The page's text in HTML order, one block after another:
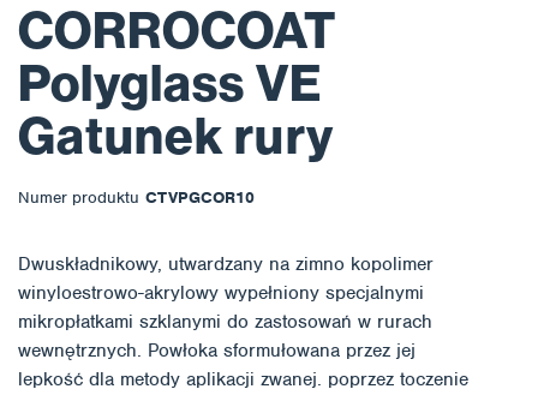
CORROCOAT
Polyglass VE
Gatunek rury
Numer produktu CTVPGCOR10
Dwuskładnikowy, utwardzany na zimno kopolimer
winyloestrowo-akrylowy wypełniony specjalnymi
mikropłatkami szklanymi do zastosowań w rurach
wewnętrznych. Powłoka sformułowana przez jej
lepkość dla metody aplikacji zwanej. poprzez toczenie